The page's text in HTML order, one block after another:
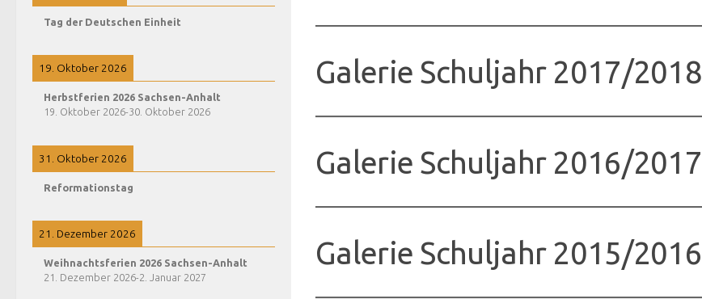
Galerie Schuljahr 2017/2018
Galerie Schuljahr 2016/2017
Galerie Schuljahr 2015/2016
Tag der Deutschen Einheit
19. Oktober 2026
Herbstferien 2026 Sachsen-Anhalt
19. Oktober 2026-30. Oktober 2026
31. Oktober 2026
Reformationstag
21. Dezember 2026
Weihnachtsferien 2026 Sachsen-Anhalt
21. Dezember 2026-2. Januar 2027